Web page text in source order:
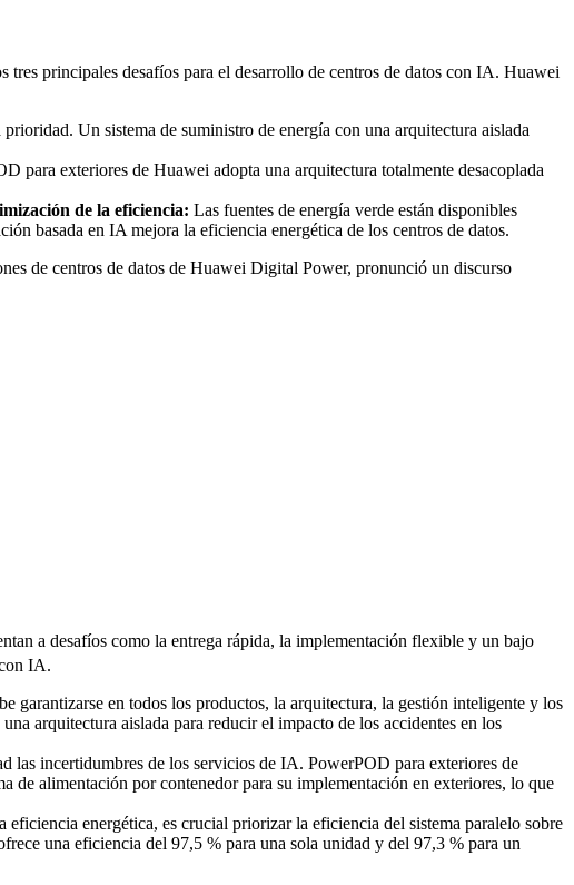
principales desafíos para el desarrollo de centros de datos con IA. Huawei
Un sistema de suministro de energía con una arquitectura aislada
para exteriores de Huawei adopta una arquitectura totalmente desacoplada
de la eficiencia: Las fuentes de energía verde están disponibles
basada en IA mejora la eficiencia energética de los centros de datos.
de centros de datos de Huawei Digital Power, pronunció un discurso
a desafíos como la entrega rápida, la implementación flexible y un bajo
IA.
en todos los productos, la arquitectura, la gestión inteligente y los
arquitectura aislada para reducir el impacto de los accidentes en los
las incertidumbres de los servicios de IA. PowerPOD para exteriores de
de alimentación por contenedor para su implementación en exteriores, lo que
energética, es crucial priorizar la eficiencia del sistema paralelo sobre
una eficiencia del 97,5 % para una sola unidad y del 97,3 % para un